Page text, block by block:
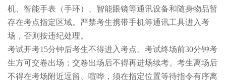
机、智能手表（手环）、智能眼镜等通讯设备和随身物品暂
存在考点指定区域。严禁考生携带手机等通讯工具进入考
场，否则按违纪处理。
考试开考15分钟后考生不得进入考点。考试终场前30分钟考
生方可交卷出场；交卷出场后不得再进场续考。考生离场后
不得在考场附近逗留、喧哗，须在指定位置等待指令有序离